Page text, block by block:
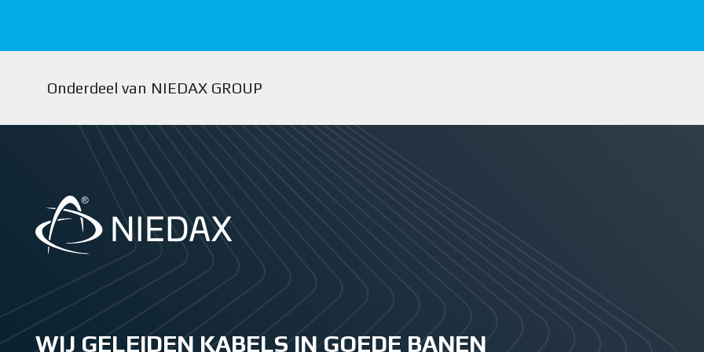
Onderdeel van NIEDAX GROUP
WIJ GELEIDEN KABELS IN GOEDE BANEN